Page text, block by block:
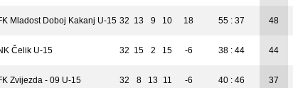
Mladost Doboj Kakanj U-15 32 13 9 10 18 55 : 37 48
Čelik U-15 32 15 2 15 -6 38 : 44 44
Zvijezda - 09 U-15 32 8 13 11 -6 40 : 46 37